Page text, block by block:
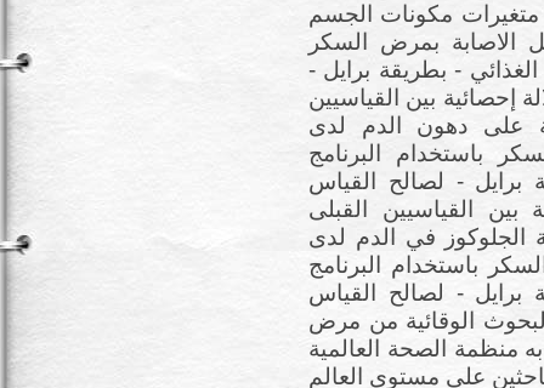
متغيرات مكونات الجسم
الاصابة بمرض السكر
- بطريقة برايل -
ذات دلالة إحصائية بين القياسيين
على دهون الدم لدى
باستخدام البرنامج
برايل - لصالح القياس
بين القياسيين القبلى
الجلوكوز في الدم لدى
باستخدام البرنامج
برايل - لصالح القياس
البحوث الوقائية من مرض
منظمة الصحة العالمية